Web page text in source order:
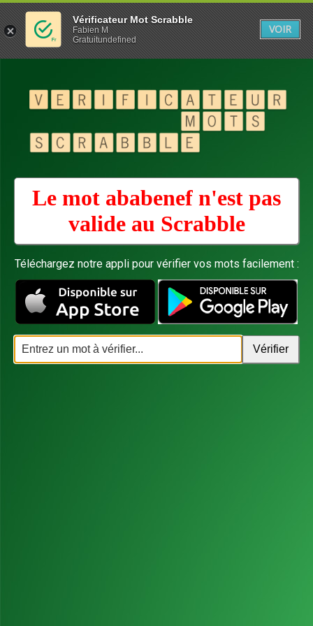
Le mot ababenef n'est pas
valide au Scrabble
Téléchargez notre appli pour vérifier vos mots facilement :
Vérificateur Mot Scrabble
Fabien M
Gratuitundefined
VOIR